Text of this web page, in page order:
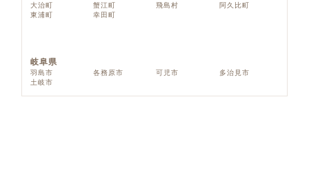
大治町
蟹江町 飛島村
阿久比町
東浦町
幸田町
岐阜県
羽島市 各務原市 可児市
多治見市
土岐市